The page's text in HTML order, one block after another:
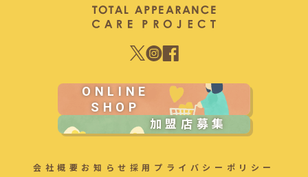
ONLINE
SHOP
加盟店募集
会社概要 お知らせ 採用 プライバシーポリシー